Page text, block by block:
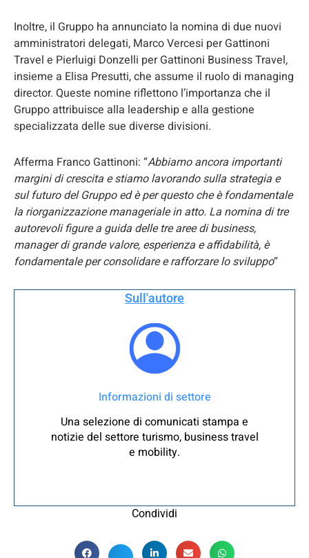
Inoltre, il Gruppo ha annunciato la nomina di due nuovi
amministratori delegati, Marco Vercesi per Gattinoni
Travel e Pierluigi Donzelli per Gattinoni Business Travel,
insieme a Elisa Presutti, che assume il ruolo di managing
director. Queste nomine riflettono l’importanza che il
Gruppo attribuisce alla leadership e alla gestione
specializzata delle sue diverse divisioni.
Afferma Franco Gattinoni: “Abbiamo ancora importanti
margini di crescita e stiamo lavorando sulla strategia e
sul futuro del Gruppo ed è per questo che è fondamentale
la riorganizzazione manageriale in atto. La nomina di tre
autorevoli figure a guida delle tre aree di business,
manager di grande valore, esperienza e affidabilità, è
fondamentale per consolidare e rafforzare lo sviluppo“
Sull'autore
Informazioni di settore
Una selezione di comunicati stampa e
notizie del settore turismo, business travel
e mobility.
Condividi